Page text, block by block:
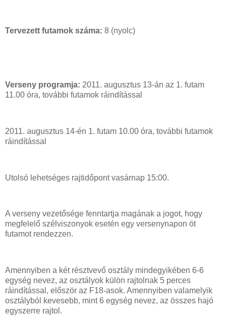
Tervezett futamok száma: 8 (nyolc)
Verseny programja: 2011. augusztus 13-án az 1. futam
11.00 óra, további futamok ráindítással
2011. augusztus 14-én 1. futam 10.00 óra, további futamok
ráindítással
Utolsó lehetséges rajtidőpont vasárnap 15:00.
A verseny vezetősége fenntartja magának a jogot, hogy
megfelelő szélviszonyok esetén egy versenynapon öt
futamot rendezzen.
Amennyiben a két résztvevő osztály mindegyikében 6-6
egység nevez, az osztályok külön rajtolnak 5 perces
ráindítással, először az F18-asok. Amennyiben valamelyik
osztályból kevesebb, mint 6 egység nevez, az összes hajó
egyszerre rajtol.